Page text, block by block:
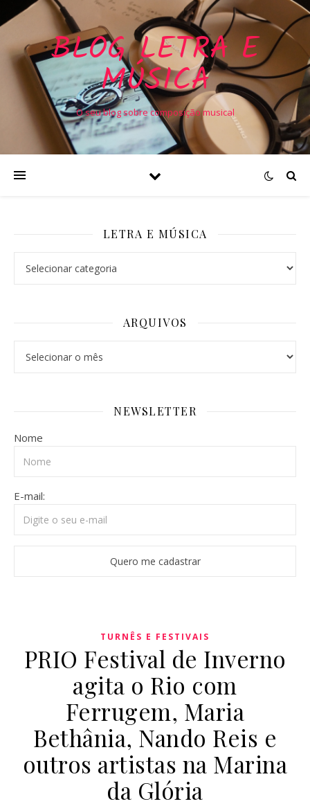
BLOG LETRA E
MÚSICA
O seu blog sobre composição musical
LETRA E MÚSICA
ARQUIVOS
NEWSLETTER
Nome
E-mail:
TURNÊS E FESTIVAIS
PRIO Festival de Inverno
agita o Rio com
Ferrugem, Maria
Bethânia, Nando Reis e
outros artistas na Marina
da Glória